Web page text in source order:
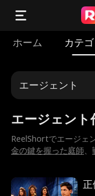
ホーム カテ
エージェント
エージェント
ReelShortでエージェ
金の鍵を握った庭師、